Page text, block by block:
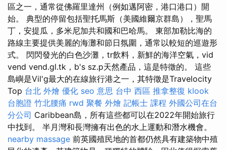
區之一，通常從佛羅里達州（例如邁阿密，港口港口）開
始。 典型的停留包括聖托馬斯（美國維爾京群島），聖馬
丁，安提瓜，多米尼加共和國和巴哈馬。 東部加勒比海的
路線主要提供美麗的海灘和節日氛圍，通常以較短的巡遊形
式。 閃閃發光的白色沙灘，tr飲料，新鮮的海洋空氣，vid
vend vend.gl.tk，b's sz.p天然產品，這是特徵的。 這些
島嶼是Vil'g最大的在線旅行港之一，其特徵是Travelocity
Top 台北 外燴 優化 seo 意思 台中 西區 推拿整復 klook
台胞證 竹北腰痛 rwd 聚餐 外燴 記帳士 課程 外國公司在台
分公司 Caribbean島，所有這些都可以在2022年開始旅行
中找到。 半月灣和長灣擁有出色的水上運動和潛水機會。
nearby massage 前英國殖民地的首都仍然具有建築物中殖